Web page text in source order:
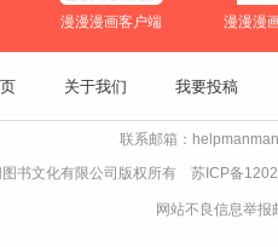
漫漫漫画客户端 漫漫漫
关于我们 我要投稿
联系邮箱：
书文化有限公司版权所有 苏ICP备
网站不良信息举